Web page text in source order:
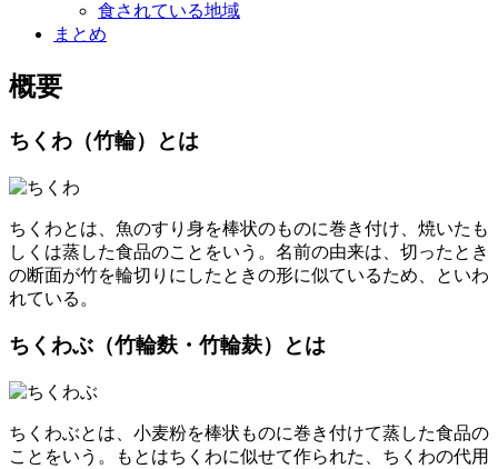
食されている地域
まとめ
概要
ちくわ（竹輪）とは
ちくわとは、魚のすり身を棒状のものに巻き付け、焼いたも
しくは蒸した食品のことをいう。名前の由来は、切ったとき
の断面が竹を輪切りにしたときの形に似ているため、といわ
れている。
ちくわぶ（竹輪麩・竹輪麸）とは
ちくわぶとは、小麦粉を棒状ものに巻き付けて蒸した食品の
ことをいう。もとはちくわに似せて作られた、ちくわの代用